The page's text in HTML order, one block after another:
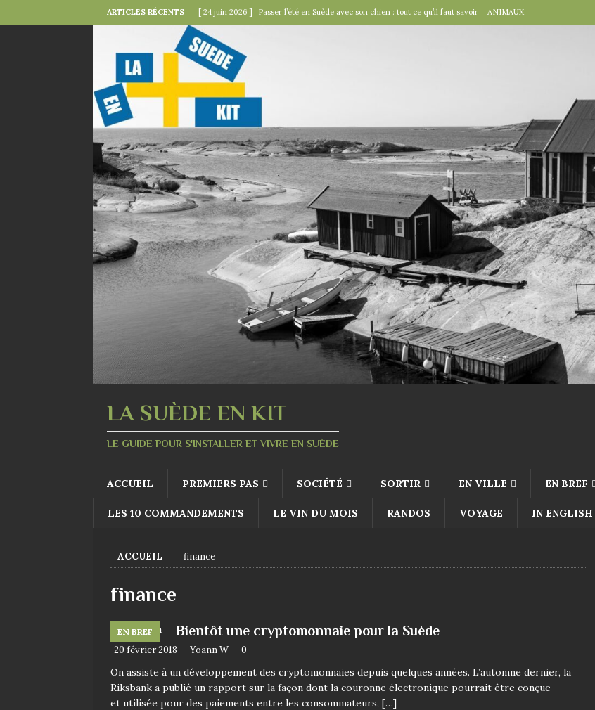
ARTICLES RÉCENTS [ 24 juin 2026 ] Passer l’été en Suède avec son chien : tout ce qu’il faut savoir ANIMAUX
[ 22 juin 2026 ]
[ 18 juin 2026 ]
[ 15 juin 2026 ]
SUÉDOISES
[ 6 juin 2026 ] Le rire s’invite à table : « Venez donc dîner ce soir ! » EN VILLE
LA SUÈDE EN KIT
LE GUIDE POUR S'INSTALLER ET VIVRE EN SUÈDE
ACCUEIL PREMIERS PAS SOCIÉTÉ SORTIR EN VILLE EN BREF
LES 10 COMMANDEMENTS LE VIN DU MOIS RANDOS VOYAGE IN ENGLISH
ACCUEIL finance
finance
EN BREF Bientôt une cryptomonnaie pour la Suède
20 février 2018 Yoann W 0
On assiste à un développement des cryptomonnaies depuis quelques années. L’automne dernier, la
Riksbank a publié un rapport sur la façon dont la couronne électronique pourrait être conçue
et utilisée pour des paiements entre les consommateurs, […]